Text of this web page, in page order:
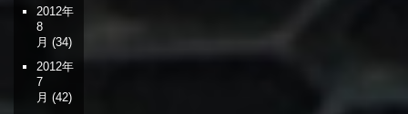
2012年
8
月 (34)
2012年
7
月 (42)